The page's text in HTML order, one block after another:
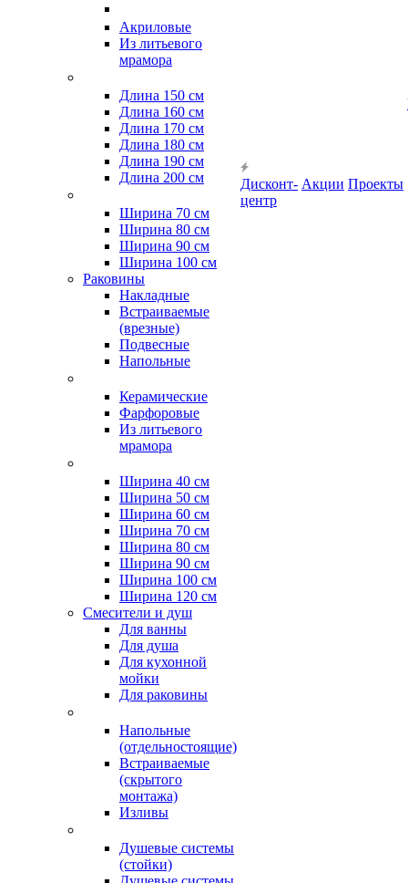
Акриловые
Из литьевого
мрамора
Длина 150 см
Длина 160 см
Длина 170 см
Длина 180 см
Длина 190 см
Длина 200 см
Ширина 70 см
Ширина 80 см
Ширина 90 см
Ширина 100 см
Раковины
Накладные
Встраиваемые
(врезные)
Подвесные
Напольные
Керамические
Фарфоровые
Из литьевого
мрамора
Ширина 40 см
Ширина 50 см
Ширина 60 см
Ширина 70 см
Ширина 80 см
Ширина 90 см
Ширина 100 см
Ширина 120 см
Смесители и душ
Для ванны
Для душа
Для кухонной
мойки
Для раковины
Напольные
(отдельностоящие)
Встраиваемые
(скрытого
монтажа)
Изливы
Душевые системы
(стойки)
Дисконт-
центр
Акции Проекты